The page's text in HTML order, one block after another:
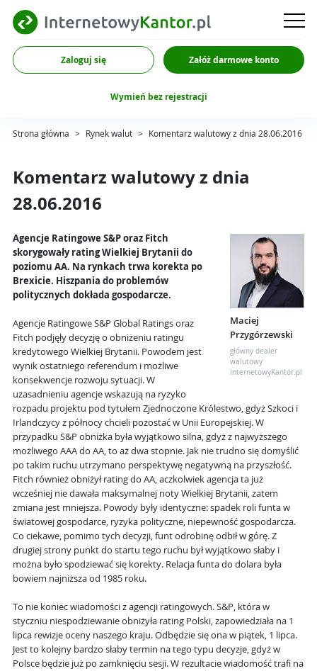
Zaloguj się Załóż darmowe konto
Wymień bez rejestracji
Strona główna > Rynek walut > Komentarz walutowy z dnia 28.06.2016
Komentarz walutowy z dnia
28.06.2016
Maciej
Przygórzewski
główny dealer
walutowy
InternetowyKantor.pl
Agencje Ratingowe S&P oraz Fitch
skorygowały rating Wielkiej Brytanii do
poziomu AA. Na rynkach trwa korekta po
Brexicie. Hiszpania do problemów
politycznych dokłada gospodarcze.
Agencje Ratingowe S&P Global Ratings oraz
Fitch podjęły decyzję o obniżeniu ratingu
kredytowego Wielkiej Brytanii. Powodem jest
wynik ostatniego referendum i możliwe
konsekwencje rozwoju sytuacji. W
uzasadnieniu agencje wskazują na ryzyko
rozpadu projektu pod tytułem Zjednoczone Królestwo, gdyż Szkoci i
Irlandczycy z północy chcieli pozostać w Unii Europejskiej. W
przypadku S&P obniżka była wyjątkowo silna, gdyż z najwyższego
możliwego AAA do AA, to aż dwa stopnie. Jak nie trudno się domyślić
po takim ruchu utrzymano perspektywę negatywną na przyszłość.
Fitch również obniżył rating do AA, aczkolwiek agencja ta już
wcześniej nie dawała maksymalnej noty Wielkiej Brytanii, zatem
zmiana jest mniejsza. Powody były identyczne: spadek roli funta w
światowej gospodarce, ryzyka polityczne, niepewność gospodarcza.
Co ciekawe, pomimo tych decyzji, funt odrobinę odbił w górę. Z
drugiej strony punkt do startu tego ruchu był wyjątkowo słaby i
można było spodziewać się korekty. Relacja funta do dolara była
bowiem najniższa od 1985 roku.
To nie koniec wiadomości z agencji ratingowych. S&P, która w
styczniu niespodziewanie obniżyła rating Polski, zapowiedziała na 1
lipca rewizje oceny naszego kraju. Odbędzie się ona w piątek, 1 lipca.
Jest to kolejny bardzo słaby termin na tego typu decyzje, gdyż w
Polsce będzie już po zamknięciu sesji. W rezultacie wiadomość trafi na